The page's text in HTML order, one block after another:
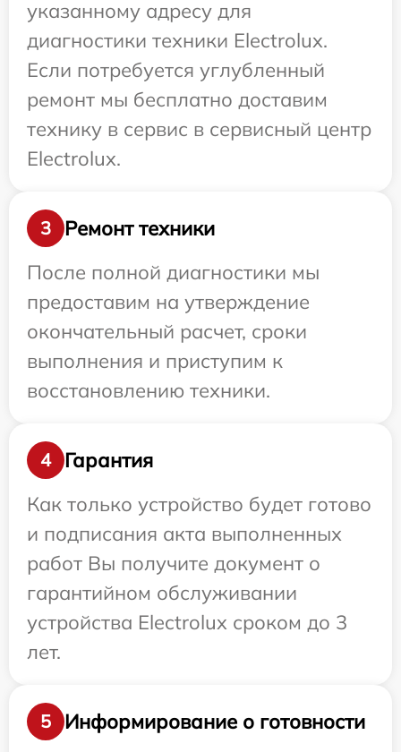
указанному адресу для
диагностики техники Electrolux.
Если потребуется углубленный
ремонт мы бесплатно доставим
технику в сервис в сервисный центр
Electrolux.
3
Ремонт техники
После полной диагностики мы
предоставим на утверждение
окончательный расчет, сроки
выполнения и приступим к
восстановлению техники.
4
Гарантия
Как только устройство будет готово
и подписания акта выполненных
работ Вы получите документ о
гарантийном обслуживании
устройства Electrolux сроком до 3
лет.
5
Информирование о готовности